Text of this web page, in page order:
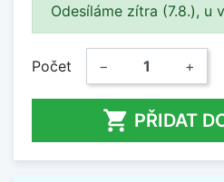
Odesíláme zítra (7.8.), u
Počet − +
 PŘIDAT